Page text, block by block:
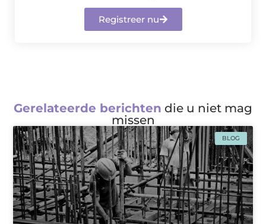
Registreer nu
Gerelateerde berichten die u niet mag
missen
BLOG